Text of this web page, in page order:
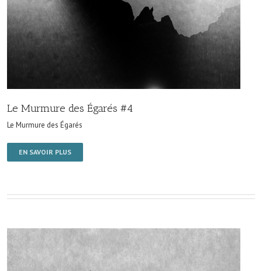
Le Murmure des Égarés #4
Le Murmure des Égarés
EN SAVOIR PLUS